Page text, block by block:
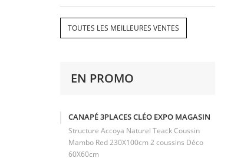
lampadaire sur pied d'un coup de baguette...
TOUTES LES MEILLEURES VENTES
EN PROMO
CANAPÉ 3PLACES CLÉO EXPO MAGASIN
Structure Accoya Naturel Teack Coussin
Mambo Red 230X100cm 2 coussins Déco
60X60cm